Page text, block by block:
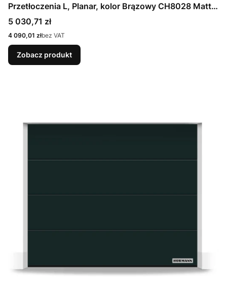
Przetłoczenia L, Planar, kolor Brązowy CH8028 Matt
deluxe + Prowadzenie N
Cena
5 030,71 zł
Cena
4 090,01 złbez VAT
Zobacz produkt